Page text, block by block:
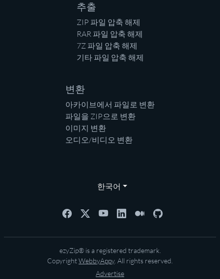
추출
ZIP 파일 압축 해제
RAR 파일 압축 해제
7Z 파일 압축 해제
기타 파일 압축 해제
변환
아카이브에서 파일로 변환
파일을 ZIP으로 변환
이미지 변환
오디오/비디오 변환
한국어
ezyZip® is a registered trademark.
CopyrightWebbyAppy. All rights reserved.
Advertise